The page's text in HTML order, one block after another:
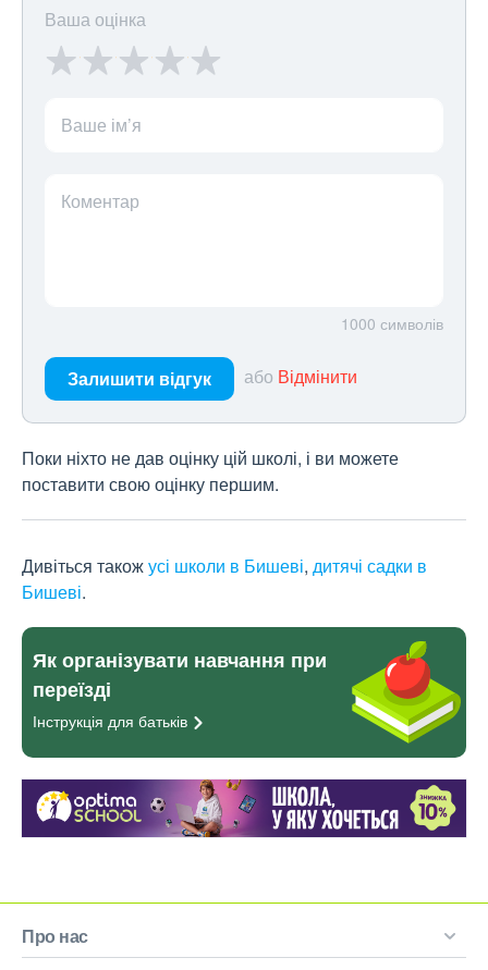
Ваша оцінка
Ваше ім’я
Коментар
1000 символів
Залишити відгук або Відмінити
Поки ніхто не дав оцінку цій школі, і ви можете
поставити свою оцінку першим.
Дивіться такожусі школи в Бишеві, дитячі садки в
Бишеві.
Як організувати навчання при
переїзді
Інструкція для батьків
Про нас